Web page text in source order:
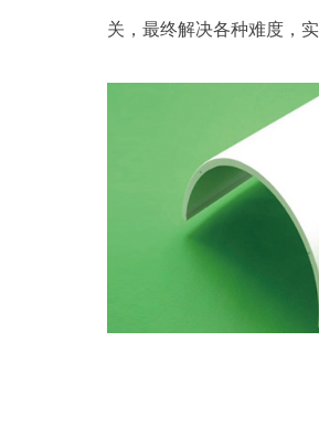
关，最终解决各种难度，